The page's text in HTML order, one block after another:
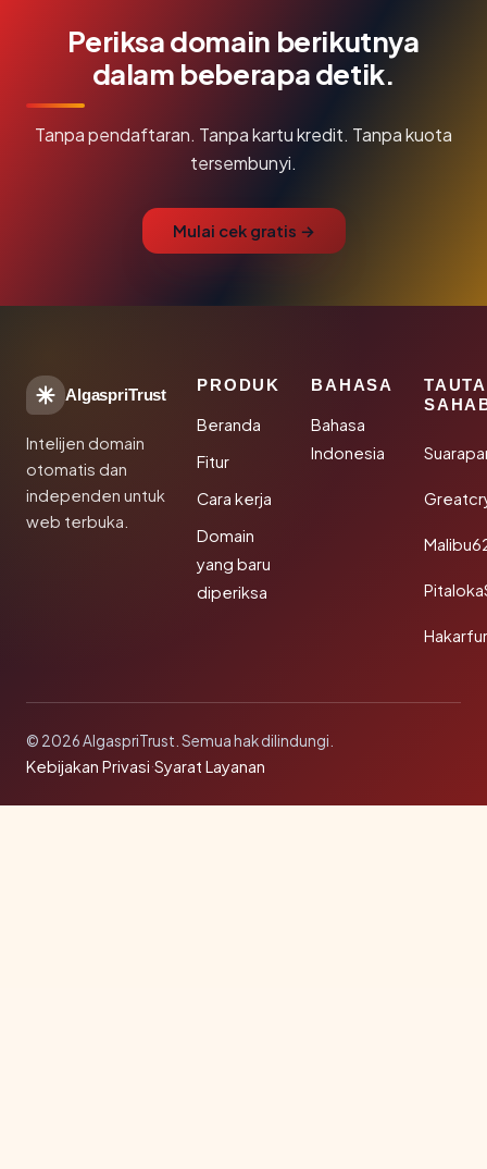
Periksa domain berikutnya
dalam beberapa detik.
Tanpa pendaftaran. Tanpa kartu kredit. Tanpa kuota
tersembunyi.
Mulai cek gratis →
AlgaspriTrust
Intelijen domain
otomatis dan
independen untuk
web terbuka.
PRODUK
Beranda
Fitur
Cara kerja
Domain
yang baru
diperiksa
BAHASA
Bahasa
Indonesia
© 2026 AlgaspriTrust. Semua hak dilindungi.
Kebijakan Privasi·Syarat Layanan